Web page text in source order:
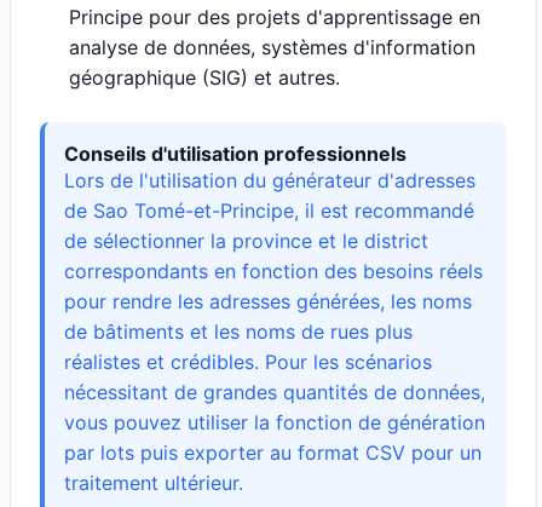
Principe pour des projets d'apprentissage en
analyse de données, systèmes d'information
géographique (SIG) et autres.
Conseils d'utilisation professionnels
Lors de l'utilisation du générateur d'adresses
de Sao Tomé-et-Principe, il est recommandé
de sélectionner la province et le district
correspondants en fonction des besoins réels
pour rendre les adresses générées, les noms
de bâtiments et les noms de rues plus
réalistes et crédibles. Pour les scénarios
nécessitant de grandes quantités de données,
vous pouvez utiliser la fonction de génération
par lots puis exporter au format CSV pour un
traitement ultérieur.